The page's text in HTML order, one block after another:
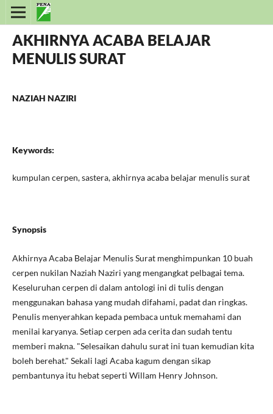
AKHIRNYA ACABA BELAJAR
MENULIS SURAT
NAZIAH NAZIRI
Keywords:
kumpulan cerpen, sastera, akhirnya acaba belajar menulis surat
Synopsis
Akhirnya Acaba Belajar Menulis Surat menghimpunkan 10 buah
cerpen nukilan Naziah Naziri yang mengangkat pelbagai tema.
Keseluruhan cerpen di dalam antologi ini di tulis dengan
menggunakan bahasa yang mudah difahami, padat dan ringkas.
Penulis menyerahkan kepada pembaca untuk memahami dan
menilai karyanya. Setiap cerpen ada cerita dan sudah tentu
memberi makna. "Selesaikan dahulu surat ini tuan kemudian kita
boleh berehat." Sekali lagi Acaba kagum dengan sikap
pembantunya itu hebat seperti Willam Henry Johnson.